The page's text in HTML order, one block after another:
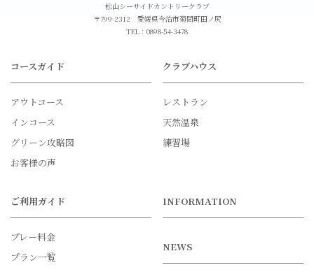
松山シーサイドカントリークラブ
〒799-2312 愛媛県今治市菊間町田ノ尻
TEL： 0898-54-3478
コースガイド
アウトコース
インコース
グリーン攻略図
お客様の声
クラブハウス
レストラン
天然温泉
練習場
ご利用ガイド
プレー料金
プラン一覧
INFORMATION
NEWS